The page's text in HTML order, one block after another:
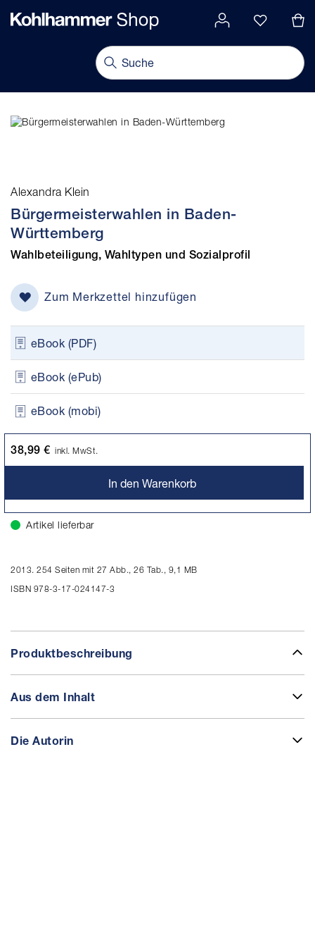
springen
Alexandra Klein
Bürgermeisterwahlen in Baden-
Württemberg
Wahlbeteiligung, Wahltypen und Sozialprofil
Zum Merkzettel hinzufügen
eBook (PDF)
eBook (ePub)
eBook (mobi)
38,99 € inkl. MwSt.
In den Warenkorb
Artikel lieferbar
2013. 254 Seiten mit 27 Abb., 26 Tab., 9,1 MB
ISBN 978-3-17-024147-3
Produktbeschreibung
Aus dem Inhalt
Die Autorin